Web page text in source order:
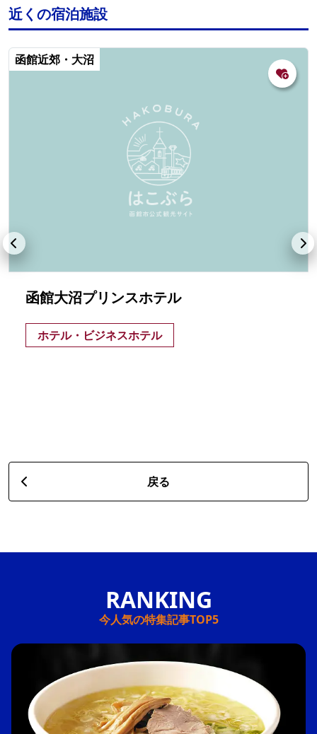
近くの宿泊施設
函館近郊・大沼
函館大沼プリンスホテル
ホテル・ビジネスホテル
戻る
今人気の特集記事TOP5